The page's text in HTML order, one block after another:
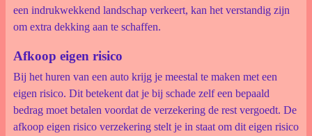
een indrukwekkend landschap verkeert, kan het verstandig zijn
om extra dekking aan te schaffen.
Afkoop eigen risico
Bij het huren van een auto krijg je meestal te maken met een
eigen risico. Dit betekent dat je bij schade zelf een bepaald
bedrag moet betalen voordat de verzekering de rest vergoedt. De
afkoop eigen risico verzekering stelt je in staat om dit eigen risico